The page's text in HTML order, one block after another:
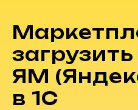
ЯМ
в 1С